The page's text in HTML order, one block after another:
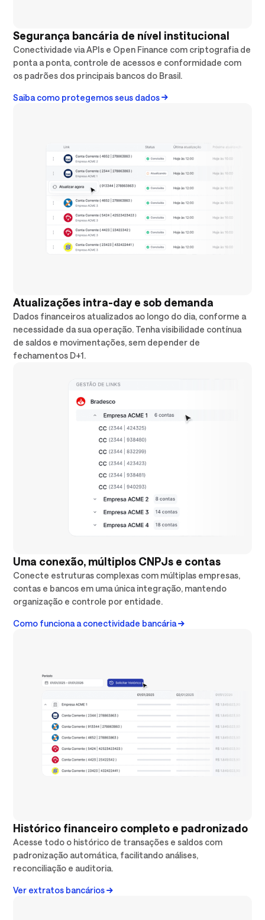
Segurança bancária de nível institucional
Conectividade via APIs e Open Finance com criptografia de
ponta a ponta, controle de acessos e conformidade com
os padrões dos principais bancos do Brasil.
Saiba como protegemos seus dados
Atualizações intra-day e sob demanda
Dados financeiros atualizados ao longo do dia, conforme a
necessidade da sua operação. Tenha visibilidade contínua
de saldos e movimentações, sem depender de
fechamentos D+1.
Uma conexão, múltiplos CNPJs e contas
Conecte estruturas complexas com múltiplas empresas,
contas e bancos em uma única integração, mantendo
organização e controle por entidade.
Como funciona a conectividade bancária
Histórico financeiro completo e padronizado
Acesse todo o histórico de transações e saldos com
padronização automática, facilitando análises,
reconciliação e auditoria.
Ver extratos bancários